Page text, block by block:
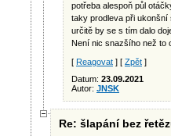
potřeba alespoň půl
taky prodleva při ukonšní
určitě by se s tím dalo
Není nic snazšího než to
[ Reagovat ] [ Zpět ]
Datum: 23.09.2021
Autor: JNSK
Re: šlapání bez